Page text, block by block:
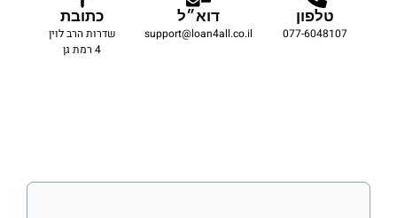
טלפון
077-6048107
דוא״ל
support@loan4all.co.il
כתובת
שדרות הרב לוין
4 רמת גן